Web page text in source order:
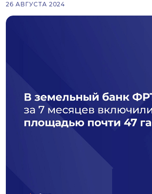
26 АВГУСТА 2024